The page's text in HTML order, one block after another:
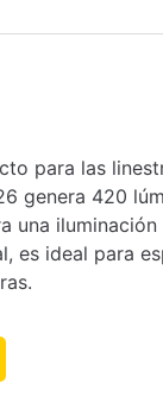
para las
genera 420
una
es ideal para